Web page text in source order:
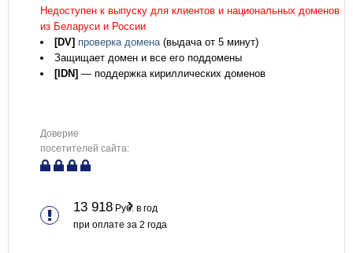
Недоступен к выпуску для клиентов и национальных доменов
из Беларуси и России
[DV] проверка домена(выдача от 5 минут)
Защищает домен и все его поддомены
[IDN] — поддержка кириллических доменов
Доверие
посетителей сайта:
13 918 Руб. в год
при оплате за 2 года